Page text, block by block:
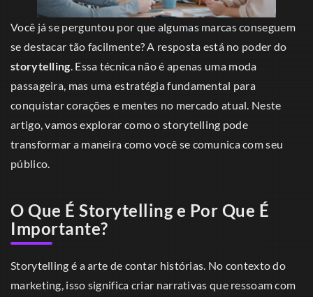
Você já se perguntou por que algumas marcas conseguem
se destacar tão facilmente? A resposta está no poder do
storytelling. Essa técnica não é apenas uma moda
passageira, mas uma estratégia fundamental para
conquistar corações e mentes no mercado atual. Neste
artigo, vamos explorar como o storytelling pode
transformar a maneira como você se comunica com seu
público.
O Que É Storytelling e Por Que É
Importante?
Storytelling é a arte de contar histórias. No contexto do
marketing, isso significa criar narrativas que ressoam com